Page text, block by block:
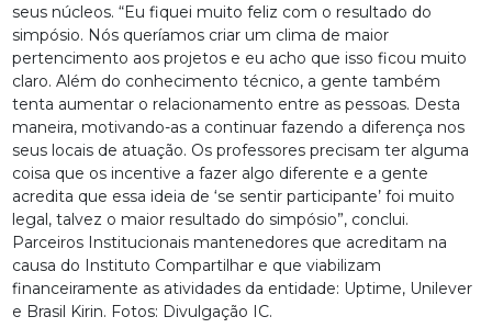
seus núcleos. “Eu fiquei muito feliz com o resultado do
simpósio. Nós queríamos criar um clima de maior
pertencimento aos projetos e eu acho que isso ficou muito
claro. Além do conhecimento técnico, a gente também
tenta aumentar o relacionamento entre as pessoas. Desta
maneira, motivando-as a continuar fazendo a diferença nos
seus locais de atuação. Os professores precisam ter alguma
coisa que os incentive a fazer algo diferente e a gente
acredita que essa ideia de ‘se sentir participante’ foi muito
legal, talvez o maior resultado do simpósio”, conclui.
Parceiros Institucionais mantenedores que acreditam na
causa do Instituto Compartilhar e que viabilizam
financeiramente as atividades da entidade: Uptime, Unilever
e Brasil Kirin. Fotos: Divulgação IC.